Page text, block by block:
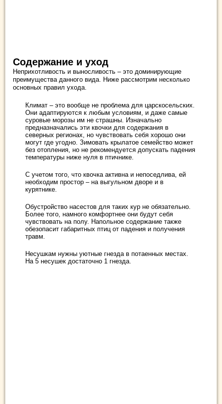
Содержание и уход
Неприхотливость и выносливость – это доминирующие
преимущества данного вида. Ниже рассмотрим несколько
основных правил ухода.
Климат – это вообще не проблема для царскосельских.
Они адаптируются к любым условиям, и даже самые
суровые морозы им не страшны. Изначально
предназначались эти квочки для содержания в
северных регионах, но чувствовать себя хорошо они
могут где угодно. Зимовать крылатое семейство может
без отопления, но не рекомендуется допускать падения
температуры ниже нуля в птичнике.
С учетом того, что квочка активна и непоседлива, ей
необходим простор – на выгульном дворе и в
курятнике.
Обустройство насестов для таких кур не обязательно.
Более того, намного комфортнее они будут себя
чувствовать на полу. Напольное содержание также
обезопасит габаритных птиц от падения и получения
травм.
Несушкам нужны уютные гнезда в потаенных местах.
На 5 несушек достаточно 1 гнезда.